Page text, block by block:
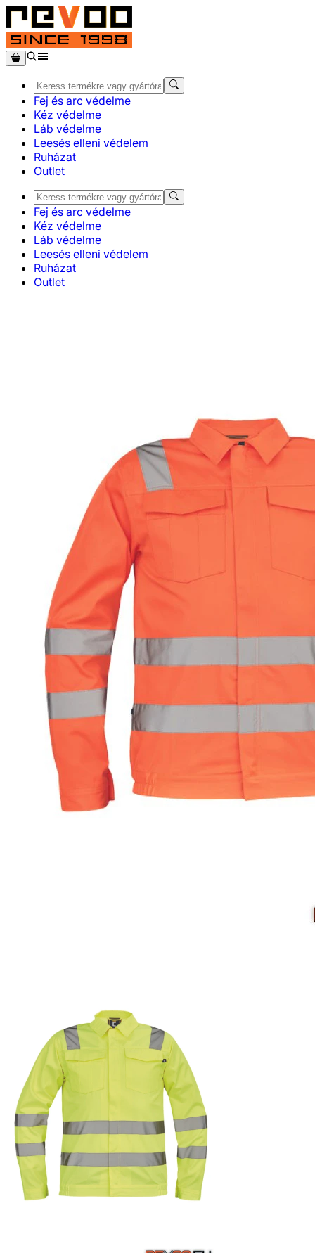
Fej és arc védelme
Kéz védelme
Láb védelme
Leesés elleni védelem
Ruházat
Outlet
Fej és arc védelme
Kéz védelme
Láb védelme
Leesés elleni védelem
Ruházat
Outlet